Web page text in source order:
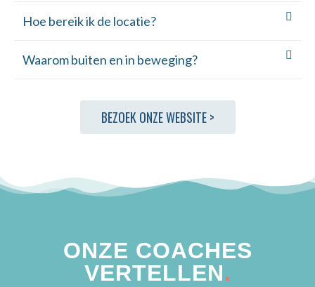
Hoe bereik ik de locatie?
Waarom buiten en in beweging?
BEZOEK ONZE WEBSITE >
ONZE COACHES
VERTELLEN.